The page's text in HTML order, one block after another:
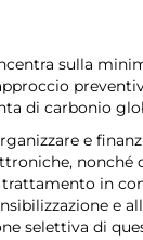
sulla
di carbonio
e
nonché
in
e
selettiva di